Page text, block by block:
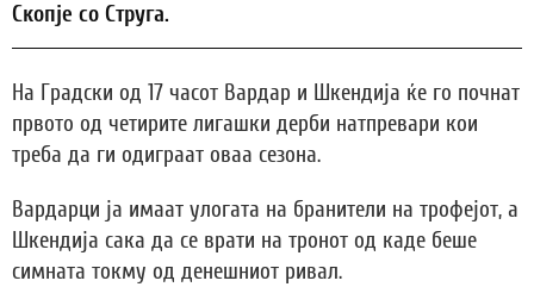
Скопје со Струга.
На Градски од 17 часот Вардар и Шкендија ќе го почнат
првото од четирите лигашки дерби натпревари кои
треба да ги одиграат оваа сезона.
Вардарци ја имаат улогата на бранители на трофејот, а
Шкендија сака да се врати на тронот од каде беше
симната токму од денешниот ривал.